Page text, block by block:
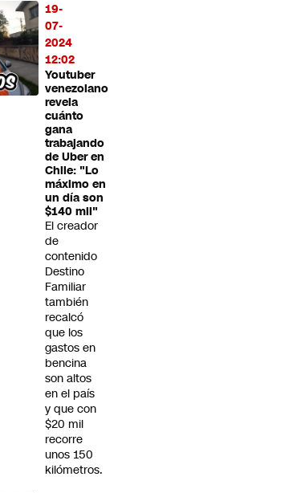
19-
07-
2024
12:02
Youtuber
venezolano
revela
cuánto
gana
trabajando
de Uber en
Chile: "Lo
máximo en
un día son
$140 mil"
El creador
de
contenido
Destino
Familiar
también
recalcó
que los
gastos en
bencina
son altos
en el país
y que con
$20 mil
recorre
unos 150
kilómetros.